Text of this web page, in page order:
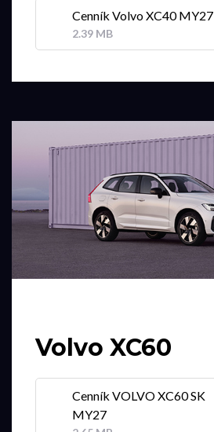
Cenník Volvo XC40 MY27
2.39 MB
Volvo XC60
Cenník VOLVO XC60 SK
MY27